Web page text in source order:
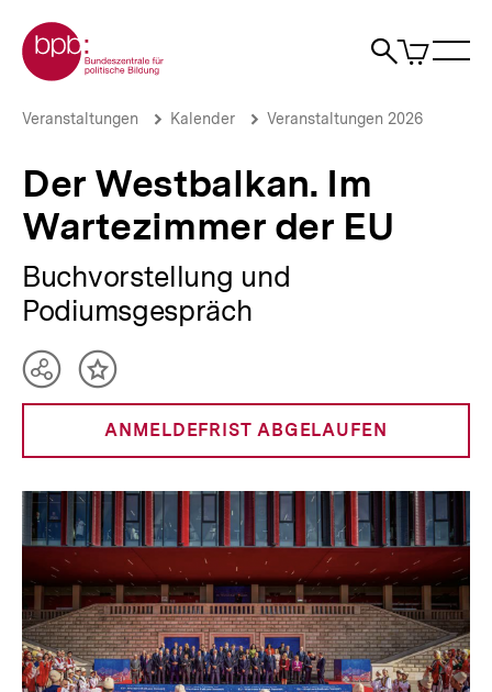
zum
Seiteninhalt
springen
Zur Startseite der bpb
Suche
Artikel
im
Der
Wartezimmer
der
EU
bpb.de
Brotkrümelnavigation
Pfadnavigation
Veranstaltungen Kalender Veranstaltungen 2026
Der Westbalkan. Im
Wartezimmer der EU
Buchvorstellung und
Podiumsgespräch
ANMELDEFRIST ABGELAUFEN
Teilen
Optionen
anzeigen
Inhalt
merken